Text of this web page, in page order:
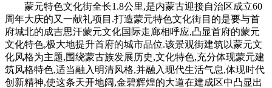
蒙元特色文化街全长1.8公里,是内蒙古迎接自治区成立60
周年大庆的又一献礼项目.打造蒙元特色文化街目的是要与首
府城北的成吉思汗蒙元文化国际走廊相呼应,凸显首府的蒙元
文化特色,极大地提升首府的城市品位.该景观街建筑以蒙元文
化风格为主题,围绕蒙古族发展历史,文化特色,充分体现蒙元建
筑风格特色,适当融入明清风格,并融入现代生活气息,体现时代
创新精神,使这条天开地阔,金碧辉煌的大道在建成区中凸显出